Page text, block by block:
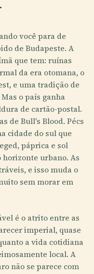
você para de
de Budapeste. A
que tem: ruínas
da era otomana, o
e uma tradição de
o país ganha
de cartão-postal.
de Bull's Blood. Pécs
cidade do sul que
páprica e sol
urbano. As
e isso muda o
sem morar em
é o atrito entre as
imperial, quase
a vida cotidiana
local. A
não se parece com